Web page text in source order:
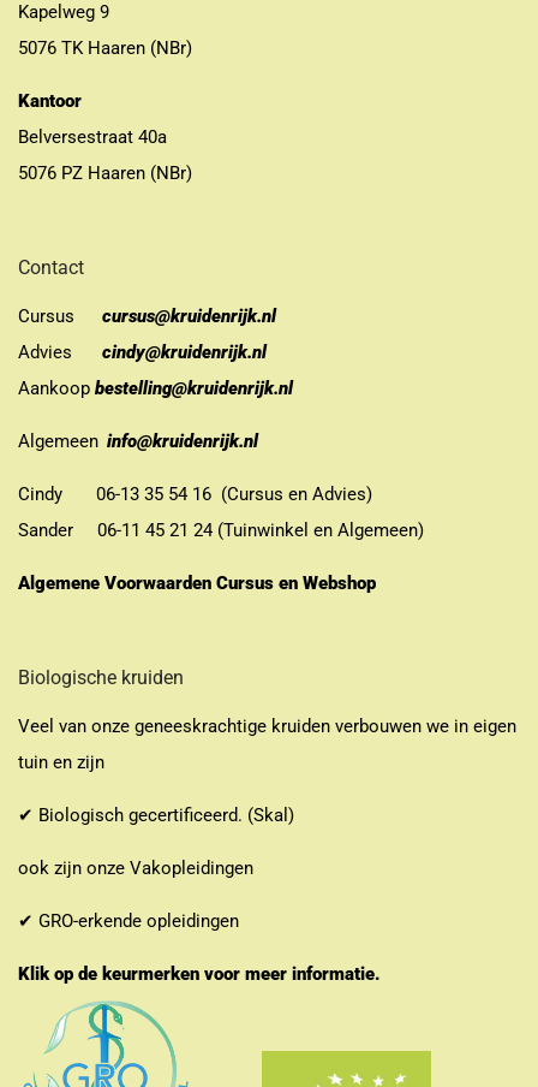
Kapelweg 9
5076 TK Haaren (NBr)
Kantoor
Belversestraat 40a
5076 PZ Haaren (NBr)
Contact
Cursus
cursus@kruidenrijk.nl
Advies
cindy@kruidenrijk.nl
Aankoop bestelling@kruidenrijk.nl
Algemeen info@kruidenrijk.nl
Cindy 06-13 35 54 16 (Cursus en Advies)
Sander 06-11 45 21 24 (Tuinwinkel en Algemeen)
Algemene Voorwaarden Cursus en Webshop
Biologische kruiden
Veel van onze geneeskrachtige kruiden verbouwen we in eigen
tuin en zijn
✔ Biologisch gecertificeerd. (Skal)
ook zijn onze Vakopleidingen
✔ GRO-erkende opleidingen
Klik op de keurmerken voor meer informatie.